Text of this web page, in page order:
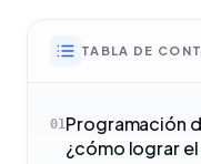
TABLA DE
01Programación
¿cómo lograr